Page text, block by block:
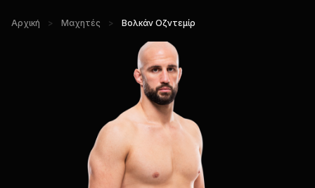
Αρχική > Μαχητές > Βολκάν Οζντεμίρ